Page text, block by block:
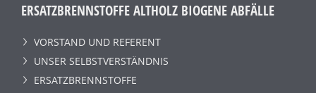
ERSATZBRENNSTOFFE ALTHOLZ BIOGENE ABFÄLLE
VORSTAND UND REFERENT
UNSER SELBSTVERSTÄNDNIS
ERSATZBRENNSTOFFE